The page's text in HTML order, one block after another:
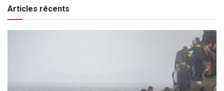
Articles récents